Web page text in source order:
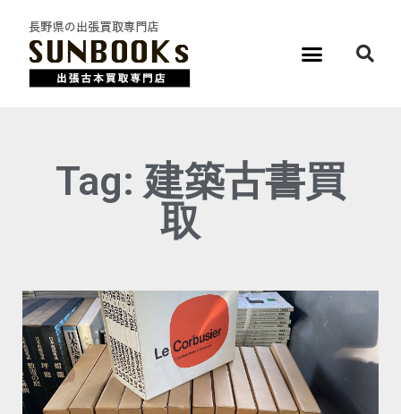
Tag: 建築古書買
取